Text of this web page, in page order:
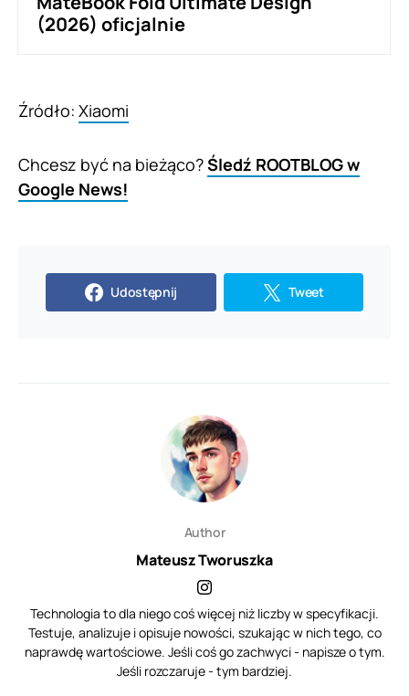
(2026) oficjalnie
Źródło: Xiaomi
Chcesz być na bieżąco?Śledź ROOTBLOG w
Google News!
Udostępnij Tweet
Author
Mateusz Tworuszka
Technologia to dla niego coś więcej niż liczby w specyfikacji.
Testuje, analizuje i opisuje nowości, szukając w nich tego, co
naprawdę wartościowe. Jeśli coś go zachwyci - napisze o tym.
Jeśli rozczaruje - tym bardziej.